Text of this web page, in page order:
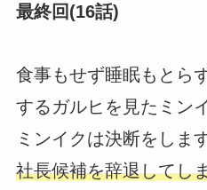
最終回(16話)
食事もせず睡眠もとら
するガルヒを見たミンイ
ミンイクは決断をしま
社長候補を辞退してし